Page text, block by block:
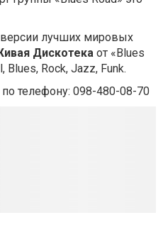
версии лучших мировых
Дискотека от «Blues
Blues, Rock, Jazz, Funk.
по телефону: 098-480-08-70